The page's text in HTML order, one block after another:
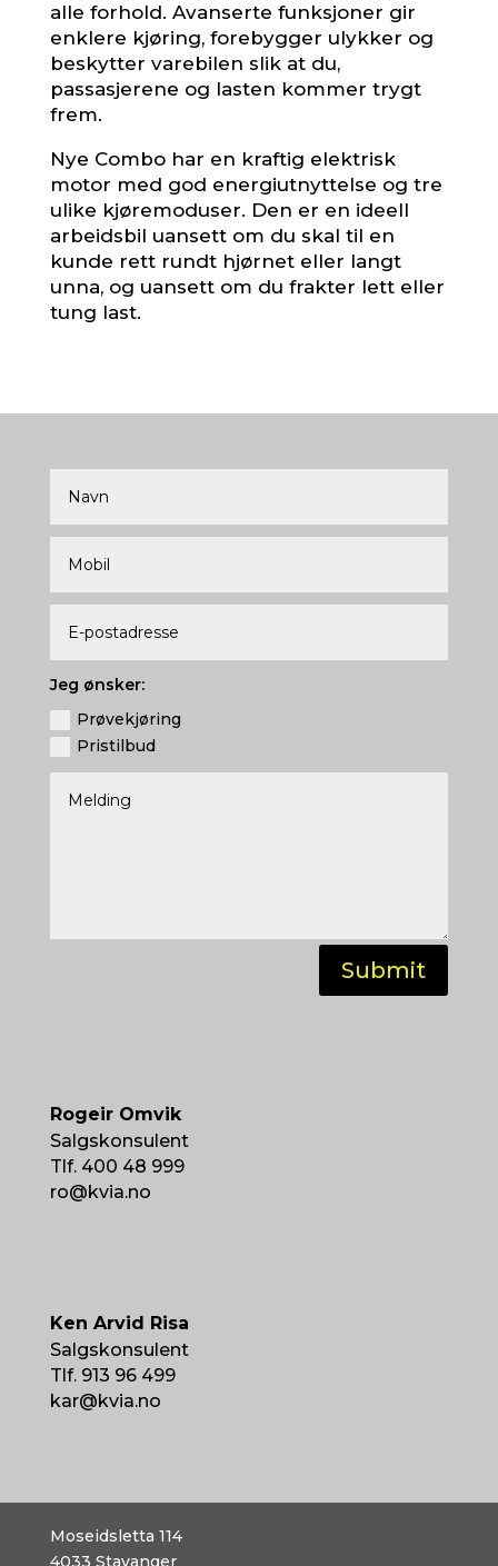
alle forhold. Avanserte funksjoner gir
enklere kjøring, forebygger ulykker og
beskytter varebilen slik at du,
passasjerene og lasten kommer trygt
frem.
Nye Combo har en kraftig elektrisk
motor med god energiutnyttelse og tre
ulike kjøremoduser. Den er en ideell
arbeidsbil uansett om du skal til en
kunde rett rundt hjørnet eller langt
unna, og uansett om du frakter lett eller
tung last.
Jeg ønsker:
Prøvekjøring
Pristilbud
Submit
Rogeir Omvik
Salgskonsulent
Tlf. 400 48 999
ro@kvia.no
Ken Arvid Risa
Salgskonsulent
Tlf. 913 96 499
kar@kvia.no
Moseidsletta 114
4033 Stavanger